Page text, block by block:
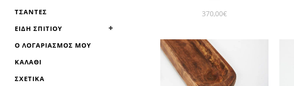
ΤΣΆΝΤΕΣ
ΕΊΔΗ ΣΠΙΤΙΟΎ
Ο ΛΟΓΑΡΙΑΣΜΌΣ ΜΟΥ
ΚΑΛΆΘΙ
ΣΧΕΤΙΚΆ
370,00€